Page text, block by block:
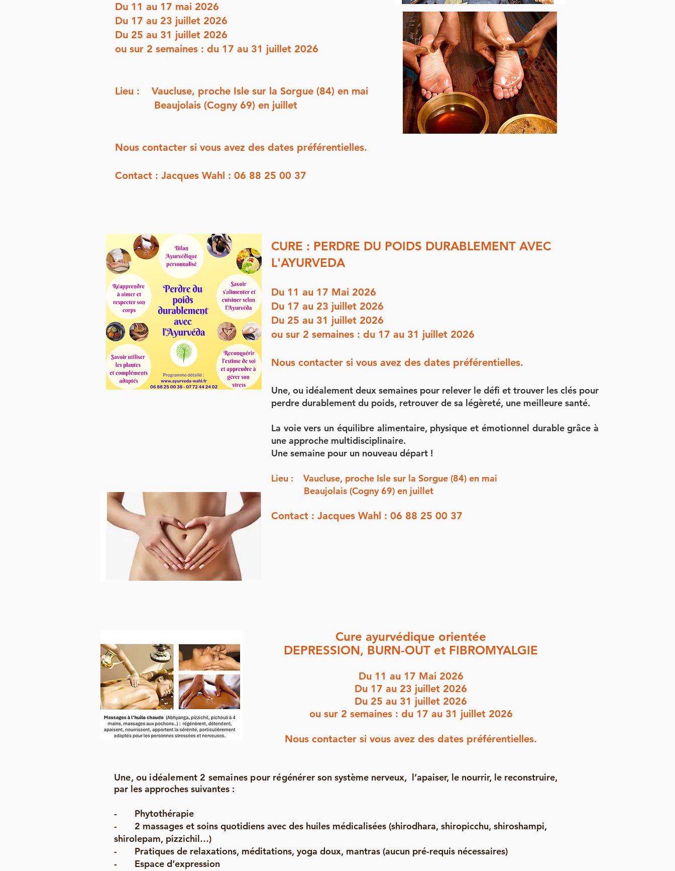
Du 11 au 17 mai 2026
Du 17 au 23 juillet 2026
Du 25 au 31 juillet 2026
ou sur 2 semaines : du 17 au 31 juillet 2026
Lieu : Vaucluse, proche Isle sur la Sorgue (84) en mai
Beaujolais (Cogny 69) en juillet
Nous contacter si vous avez des dates préférentielles.
Contact : Jacques Wahl : 06 88 25 00 37
CURE : PERDRE DU POIDS DURABLEMENT AVEC
L'AYURVEDA
Du 11 au 17 Mai 2026
Du 17 au 23 juillet 2026
Du 25 au 31 juillet 2026
ou sur 2 semaines : du 17 au 31 juillet 2026
Nous contacter si vous avez des dates préférentielles.
Une, ou idéalement deux semaines pour relever le défi et trouver les clés pour
perdre durablement du poids, retrouver de sa légèreté, une meilleure santé.
La voie vers un équilibre alimentaire, physique et émotionnel durable grâce à
une approche multidisciplinaire.
Une semaine pour un nouveau départ !
Lieu : Vaucluse, proche Isle sur la Sorgue (84) en mai
Beaujolais (Cogny 69) en juillet
Contact : Jacques Wahl : 06 88 25 00 37
Cure ayurvédique orientée
DEPRESSION, BURN-OUT et FIBROMYALGIE
Du 11 au 17 Mai 2026
Du 17 au 23 juillet 2026
Du 25 au 31 juillet 2026
ou sur 2 semaines : du 17 au 31 juillet 2026
Nous contacter si vous avez des dates préférentielles.
Une, ou idéalement 2 semaines pour régénérerson système nerveux, l’apaiser, le nourrir, le reconstruire,
par les approches suivantes :
- Phytothérapie
- 2 massages et soins quotidiens avec des huiles médicalisées (shirodhara, shiropicchu, shiroshampi,
shirolepam, pizzichil…)
- Pratiques de relaxations, méditations, yoga doux, mantras (aucun pré-requis nécessaires)
- Espace d’expression